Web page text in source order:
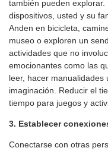
también pueden
dispositivos, usted y su
Anden en bicicleta,
museo o exploren un
actividades que no
emocionantes como las
leer, hacer manualidades
imaginación. Reducir el
tiempo para juegos y
3. Establecer
Conectarse con otras